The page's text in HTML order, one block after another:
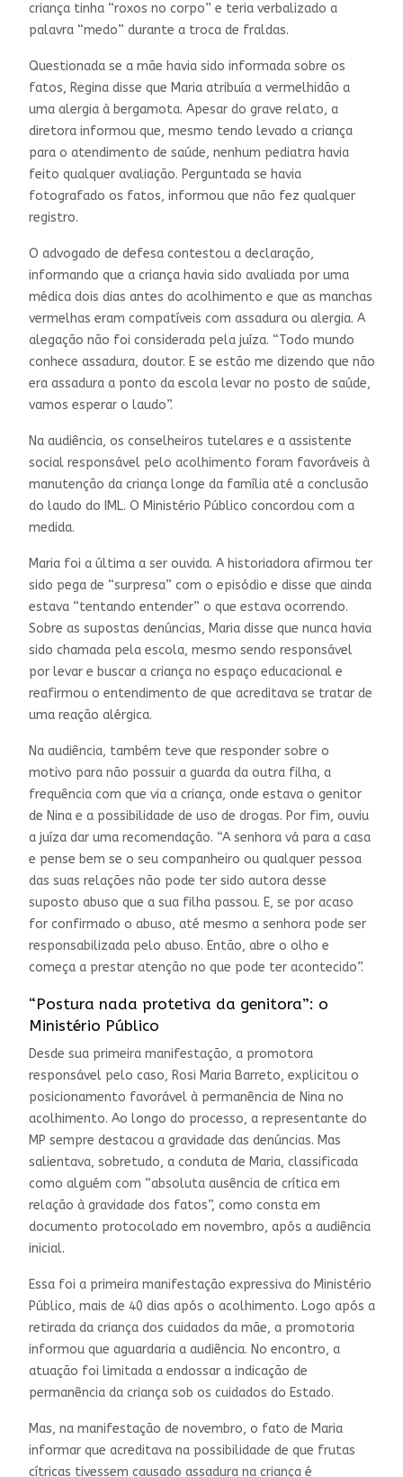
criança tinha “roxos no corpo” e teria verbalizado a
palavra “medo” durante a troca de fraldas.
Questionada se a mãe havia sido informada sobre os
fatos, Regina disse que Maria atribuía a vermelhidão a
uma alergia à bergamota. Apesar do grave relato, a
diretora informou que, mesmo tendo levado a criança
para o atendimento de saúde, nenhum pediatra havia
feito qualquer avaliação. Perguntada se havia
fotografado os fatos, informou que não fez qualquer
registro.
O advogado de defesa contestou a declaração,
informando que a criança havia sido avaliada por uma
médica dois dias antes do acolhimento e que as manchas
vermelhas eram compatíveis com assadura ou alergia. A
alegação não foi considerada pela juíza. “Todo mundo
conhece assadura, doutor. E se estão me dizendo que não
era assadura a ponto da escola levar no posto de saúde,
vamos esperar o laudo”.
Na audiência, os conselheiros tutelares e a assistente
social responsável pelo acolhimento foram favoráveis à
manutenção da criança longe da família até a conclusão
do laudo do IML. O Ministério Público concordou com a
medida.
Maria foi a última a ser ouvida. A historiadora afirmou ter
sido pega de “surpresa” com o episódio e disse que ainda
estava “tentando entender” o que estava ocorrendo.
Sobre as supostas denúncias, Maria disse que nunca havia
sido chamada pela escola, mesmo sendo responsável
por levar e buscar a criança no espaço educacional e
reafirmou o entendimento de que acreditava se tratar de
uma reação alérgica.
Na audiência, também teve que responder sobre o
motivo para não possuir a guarda da outra filha, a
frequência com que via a criança, onde estava o genitor
de Nina e a possibilidade de uso de drogas. Por fim, ouviu
a juíza dar uma recomendação. “A senhora vá para a casa
e pense bem se o seu companheiro ou qualquer pessoa
das suas relações não pode ter sido autora desse
suposto abuso que a sua filha passou. E, se por acaso
for confirmado o abuso, até mesmo a senhora pode ser
responsabilizada pelo abuso. Então, abre o olho e
começa a prestar atenção no que pode ter acontecido”.
“Postura nada protetiva da genitora”: o
Ministério Público
Desde sua primeira manifestação, a promotora
responsável pelo caso, Rosi Maria Barreto, explicitou o
posicionamento favorável à permanência de Nina no
acolhimento. Ao longo do processo, a representante do
MP sempre destacou a gravidade das denúncias. Mas
salientava, sobretudo, a conduta de Maria, classificada
como alguém com “absoluta ausência de crítica em
relação à gravidade dos fatos”, como consta em
documento protocolado em novembro, após a audiência
inicial.
Essa foi a primeira manifestação expressiva do Ministério
Público, mais de 40 dias após o acolhimento. Logo após a
retirada da criança dos cuidados da mãe, a promotoria
informou que aguardaria a audiência. No encontro, a
atuação foi limitada a endossar a indicação de
permanência da criança sob os cuidados do Estado.
Mas, na manifestação de novembro, o fato de Maria
informar que acreditava na possibilidade de que frutas
cítricas tivessem causado assadura na criança é